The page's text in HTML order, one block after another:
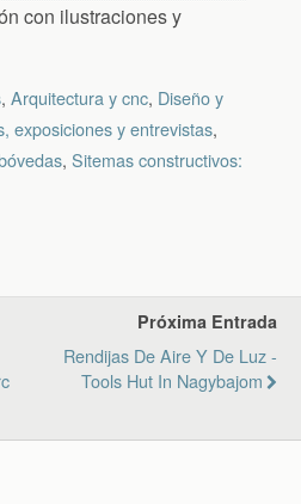
con ilustraciones y
, Arquitectura y cnc, Diseño y
exposiciones y entrevistas,
, Sitemas constructivos:
Próxima Entrada
Rendijas De Aire Y De Luz -
Tools Hut In Nagybajom